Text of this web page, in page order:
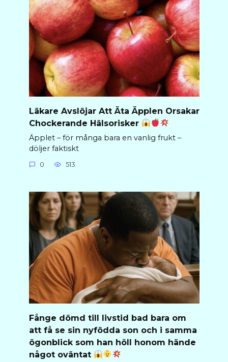
Läkare Avslöjar Att Äta Äpplen Orsakar
Chockerande Hälsorisker
Äpplet – för många bara en vanlig frukt –
döljer faktiskt
0 513
Fånge dömd till livstid bad bara om
att få se sin nyfödda son och i samma
ögonblick som han höll honom hände
något oväntat